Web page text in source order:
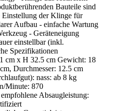
Bauteile sind
Einstellung der Klinge für
Aufbau - einfache Wartung
- Geräteneigung
einstellbar (inkl.
Spezifikationen
cm x H 32.5 cm Gewicht: 18
Durchmesser: 12.5 cm
nass: ab 8 kg
Minute: 870
Absaugleistung: